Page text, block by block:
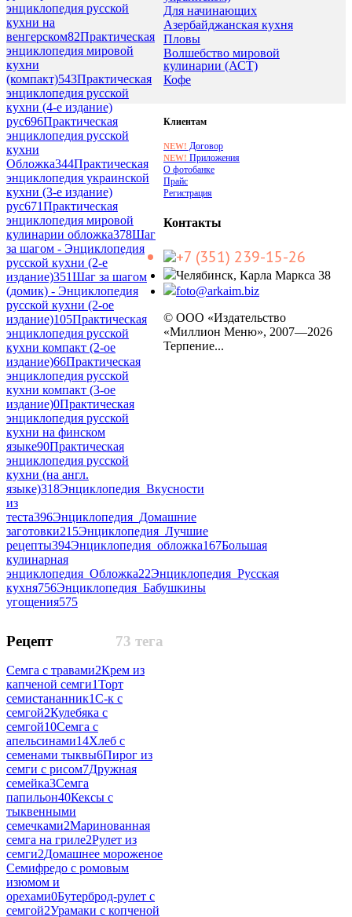
энциклопедия русской
кухни на
венгерском82Практическая
энциклопедия мировой
кухни
(компакт)543Практическая
энциклопедия русской
кухни (4-е издание)
рус696Практическая
энциклопедия русской
кухни
Обложка344Практическая
энциклопедия украинской
кухни (3-е издание)
рус671Практическая
энциклопедия мировой
кулинарии обложка378Шаг
за шагом - Энциклопедия
русской кухни (2-е
издание)351Шаг за шагом
(домик) - Энциклопедия
русской кухни (2-ое
издание)105Практическая
энциклопедия русской
кухни компакт (2-ое
издание)66Практическая
энциклопедия русской
кухни компакт (3-ое
издание)0Практическая
энциклопедия русской
кухни на финском
языке90Практическая
энциклопедия русской
кухни (на англ.
языке)318Энциклопедия_Вкусности
из
теста396Энциклопедия_Домашние
заготовки215Энциклопедия_Лучшие
рецепты394Энциклопедия_обложка167Большая
кулинарная
энциклопедия_Обложка22Энциклопедия_Русская
кухня756Энциклопедия_Бабушкины
угощения575
73 тега
Рецепт
Семга с травами2Крем из
капченой семги1Торт
семистананник1С-к с
семгой2Кулебяка с
семгой10Семга с
апельсинами14Хлеб с
семенами тыквы6Пирог из
семги с рисом7Дружная
семейка3Семга
папильон40Кексы с
тыквенными
семечками2Маринованная
семга на гриле2Рулет из
семги2Домашнее мороженое
Семифредо с ромовым
изюмом и
орехами0Бутерброд-рулет с
семгой2Урамаки с копченой
Для начинающих
Азербайджанская кухня
Пловы
Волшебство мировой
кулинарии (АСТ)
Кофе
Клиентам
NEW! Договор
NEW! Приложения
О фотобанке
Прайс
Регистрация
Контакты
+7 (351) 239-15-26
Челябинск, Карла Маркса 38
foto@arkaim.biz
© ООО «Издательство
«Миллион Меню», 2007—2026
Терпение...